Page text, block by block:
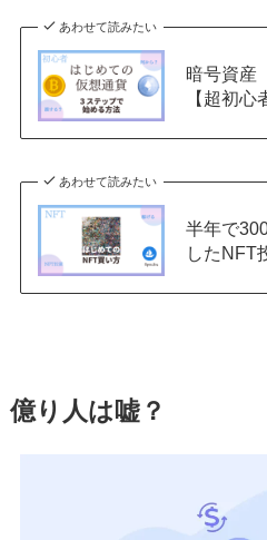
あわせて読みたい
暗号資産
【超初心
あわせて読みたい
半年で
したNFT
億り人は嘘？